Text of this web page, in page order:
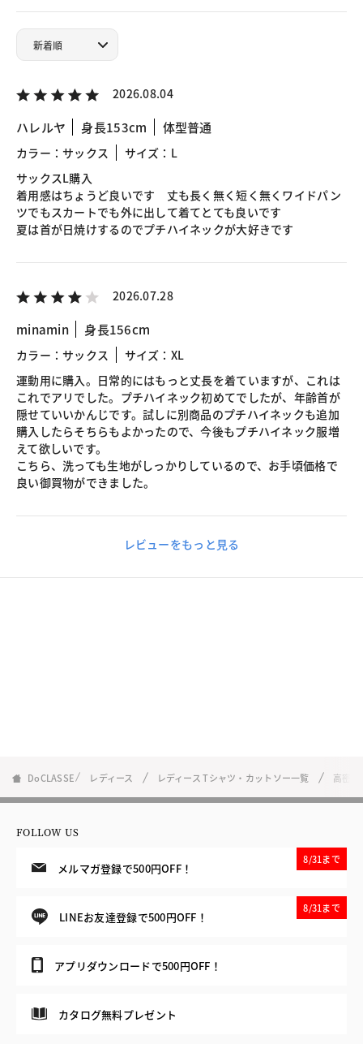
2026.08.04
ハレルヤ 身長153cm 体型普通
カラー：サックス
サイズ：L
サックスL購入
着用感はちょうど良いです 丈も長く無く短く無くワイドパン
ツでもスカートでも外に出して着てとても良いです
夏は首が日焼けするのでプチハイネックが大好きです
2026.07.28
minamin 身長156cm
カラー：サックス
サイズ：XL
運動用に購入。日常的にはもっと丈長を着ていますが、これは
これでアリでした。プチハイネック初めてでしたが、年齢首が
隠せていいかんじです。試しに別商品のプチハイネックも追加
購入したらそちらもよかったので、今後もプチハイネック服増
えて欲しいです。
こちら、洗っても生地がしっかりしているので、お手頃価格で
良い御買物ができました。
レビューをもっと見る
DoCLASSE レディース レディース Tシャツ・カットソー一覧 高密
FOLLOW US
メルマガ登録で500円OFF！
8/31まで
LINEお友達登録で500円OFF！
8/31まで
アプリダウンロードで500円OFF！
カタログ無料プレゼント